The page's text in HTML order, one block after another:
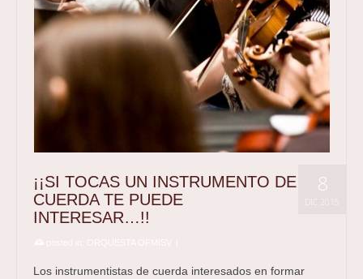
8
DIC 2015
¡¡SI TOCAS UN INSTRUMENTO DE
CUERDA TE PUEDE
INTERESAR…!!
Los instrumentistas de cuerda interesados en formar